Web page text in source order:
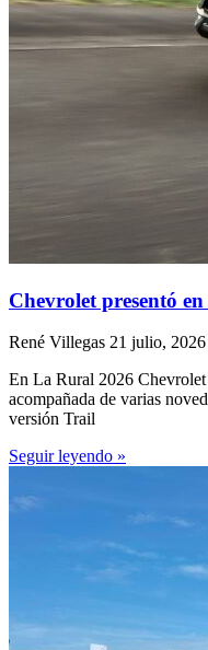
Chevrolet presentó
René Villegas 21 julio, 2026
En La Rural 2026
acompañada de varias
versión Trail
Seguir leyendo »